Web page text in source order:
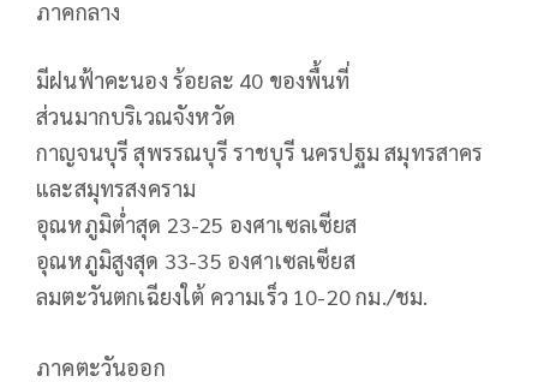
ภาคกลาง
มีฝนฟ้าคะนอง ร้อยละ 40 ของพื้นที่
ส่วนมากบริเวณจังหวัด
กาญจนบุรี สุพรรณบุรี ราชบุรี นครปฐม สมุทรสาคร
และสมุทรสงคราม
อุณหภูมิต่ำสุด 23-25 องศาเซลเซียส
อุณหภูมิสูงสุด 33-35 องศาเซลเซียส
ลมตะวันตกเฉียงใต้ ความเร็ว 10-20 กม./ชม.
ภาคตะวันออก